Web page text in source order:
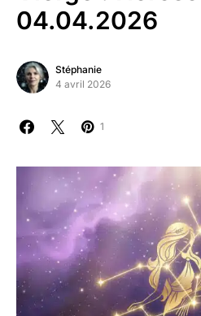
04.04.2026
Stéphanie
4 avril 2026
1